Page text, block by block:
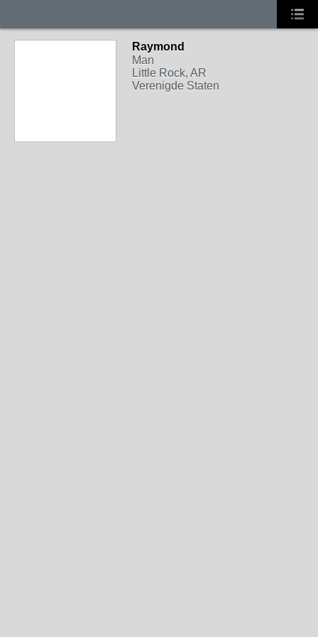
Raymond
Man
Little Rock, AR
Verenigde Staten